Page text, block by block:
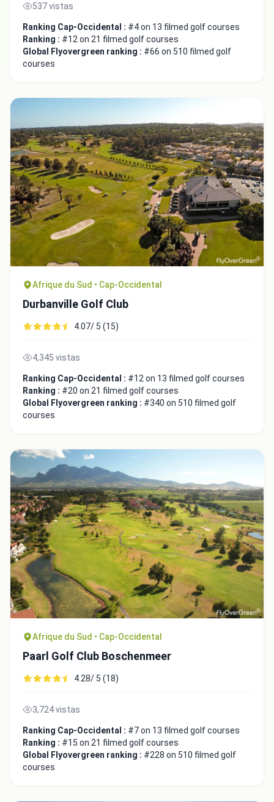
537 vistas
Ranking Cap-Occidental : #4 on 13 filmed golf courses
Ranking : #12 on 21 filmed golf courses
Global Flyovergreen ranking : #66 on 510 filmed golf
courses
Afrique du Sud • Cap-Occidental
Durbanville Golf Club
4.07/ 5 (15)
4,345 vistas
Ranking Cap-Occidental : #12 on 13 filmed golf courses
Ranking : #20 on 21 filmed golf courses
Global Flyovergreen ranking : #340 on 510 filmed golf
courses
Afrique du Sud • Cap-Occidental
Paarl Golf Club Boschenmeer
4.28/ 5 (18)
3,724 vistas
Ranking Cap-Occidental : #7 on 13 filmed golf courses
Ranking : #15 on 21 filmed golf courses
Global Flyovergreen ranking : #228 on 510 filmed golf
courses
Integrate video
Video choice: